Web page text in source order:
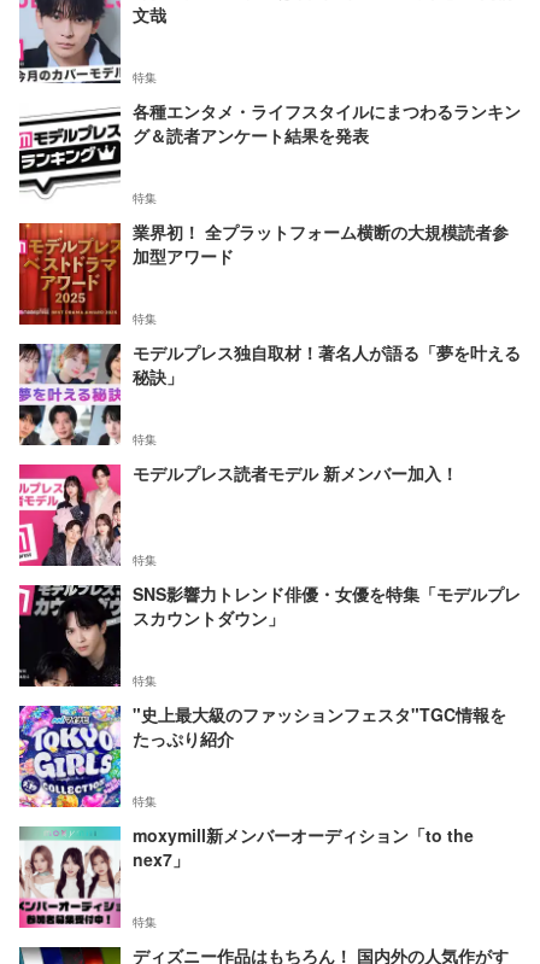
文哉
特集
各種エンタメ・ライフスタイルにまつわるランキン
グ＆読者アンケート結果を発表
特集
業界初！ 全プラットフォーム横断の大規模読者参
加型アワード
特集
モデルプレス独自取材！著名人が語る「夢を叶える
秘訣」
特集
モデルプレス読者モデル 新メンバー加入！
特集
SNS影響力トレンド俳優・女優を特集「モデルプレ
スカウントダウン」
特集
"史上最大級のファッションフェスタ"TGC情報を
たっぷり紹介
特集
moxymill新メンバーオーディション「to the
nex7」
特集
ディズニー作品はもちろん！ 国内外の人気作がす